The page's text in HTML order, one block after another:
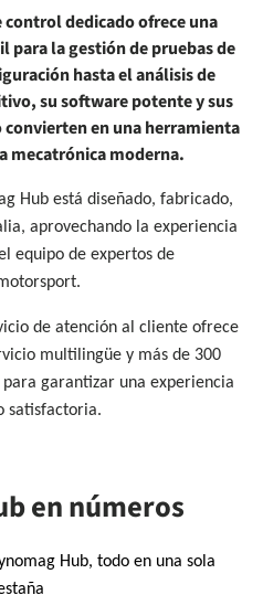
dedicado ofrece una
para la gestión de pruebas de
hasta el análisis de
su software potente y sus
convierten en una herramienta
mecatrónica moderna.
Hub está diseñado, fabricado,
aprovechando la experiencia
equipo de expertos de
de atención al cliente ofrece
multilingüe y más de 300
garantizar una experiencia
satisfactoria.
en números
Hub, todo en una sola